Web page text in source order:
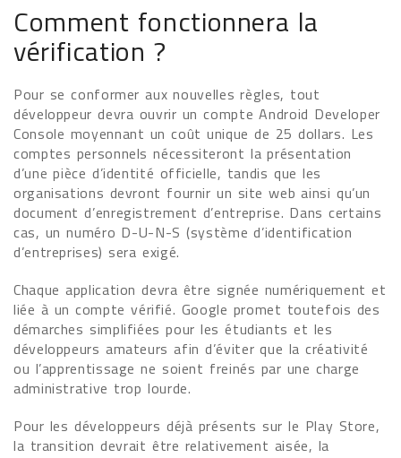
Comment fonctionnera la
vérification ?
Pour se conformer aux nouvelles règles, tout
développeur devra ouvrir un compte Android Developer
Console moyennant un coût unique de 25 dollars. Les
comptes personnels nécessiteront la présentation
d’une pièce d’identité officielle, tandis que les
organisations devront fournir un site web ainsi qu’un
document d’enregistrement d’entreprise. Dans certains
cas, un numéro D-U-N-S (système d’identification
d’entreprises) sera exigé.
Chaque application devra être signée numériquement et
liée à un compte vérifié. Google promet toutefois des
démarches simplifiées pour les étudiants et les
développeurs amateurs afin d’éviter que la créativité
ou l’apprentissage ne soient freinés par une charge
administrative trop lourde.
Pour les développeurs déjà présents sur le Play Store,
la transition devrait être relativement aisée, la